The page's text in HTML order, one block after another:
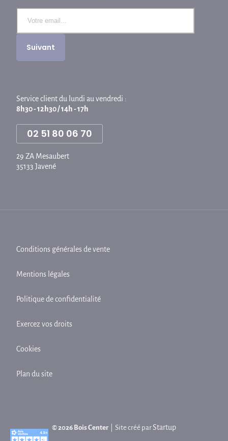
Service client du lundi au vendredi :
8h30 - 12h30 / 14h - 17h
02 51 80 06 70
29 ZA Mesaubert
35133 Javené
© 2026 Bois Center | Site créé parStartup
Conditions générales de vente
Mentions légales
Politique de confidentialité
Exercez vos droits
Cookies
Plan du site